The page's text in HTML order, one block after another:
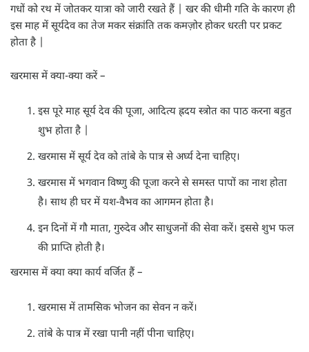
गधों को रथ में जोतकर यात्रा को जारी रखते हैं | खर की धीमी गति के कारण ही
इस माह में सूर्यदेव का तेज मकर संक्रांति तक कमज़ोर होकर धरती पर प्रकट
होता है |
खरमास में क्या-क्या करें –
इस पूरे माह सूर्य देव की पूजा, आदित्य ह्रदय स्त्रोत का पाठ करना बहुत
शुभ होता है |
खरमास में सूर्य देव को तांबे के पात्र से अर्घ्य देना चाहिए।
खरमास में भगवान विष्णु की पूजा करने से समस्त पापों का नाश होता
है। साथ ही घर में यश-वैभव का आगमन होता है।
इन दिनों में गौ माता, गुरुदेव और साधुजनों की सेवा करें। इससे शुभ फल
की प्राप्ति होती है।
खरमास में क्या क्या कार्य वर्जित हैं –
खरमास में तामसिक भोजन का सेवन न करें।
तांबे के पात्र में रखा पानी नहीं पीना चाहिए।